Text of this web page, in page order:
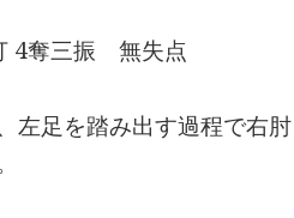
4奪三振 無失点
左足を踏み出す過程で右